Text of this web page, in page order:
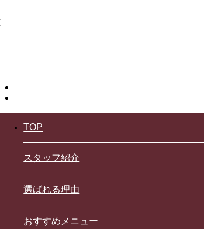
TOP
スタッフ紹介
選ばれる理由
おすすめメニュー